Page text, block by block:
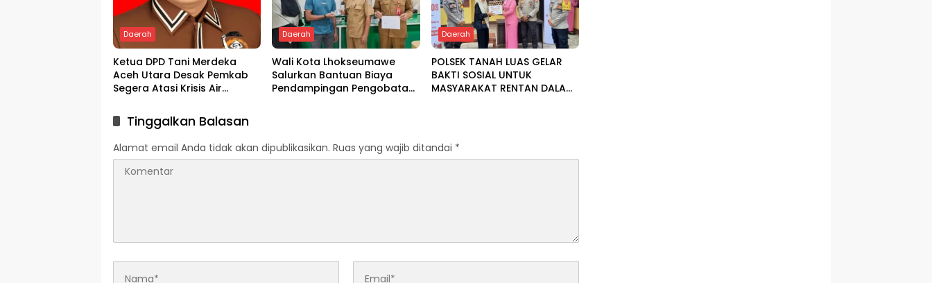
Daerah
Ketua DPD Tani Merdeka
Aceh Utara Desak Pemkab
Segera Atasi Krisis Air
Daerah
Wali Kota Lhokseumawe
Salurkan Bantuan Biaya
Pendampingan Pengobatan
Daerah
POLSEK TANAH LUAS GELAR
BAKTI SOSIAL UNTUK
MASYARAKAT RENTAN DALAM
Tinggalkan Balasan
Alamat email Anda tidak akan dipublikasikan. Ruas yang wajib ditandai *